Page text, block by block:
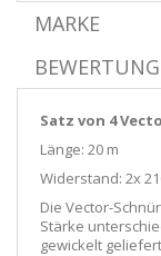
MARKE
Satz von 4
Länge: 20 m
Widerstand: 2x
Die Vector-
Stärke
gewickelt